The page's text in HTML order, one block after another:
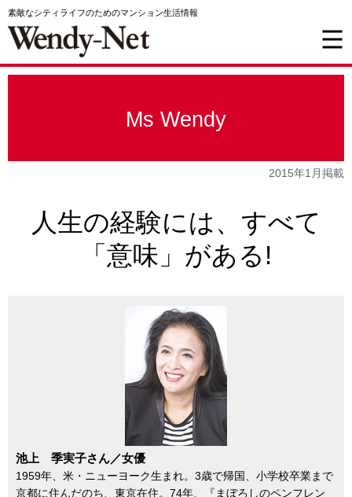
素敵なシティライフのためのマンション生活情報
Ms Wendy
2015年1月掲載
人生の経験には、すべて
「意味」がある!
池上 季実子さん／女優
1959年、米・ニューヨーク生まれ。3歳で帰国、小学校卒業まで
京都に住んだのち、東京在住。74年、『まぼろしのペンフレン